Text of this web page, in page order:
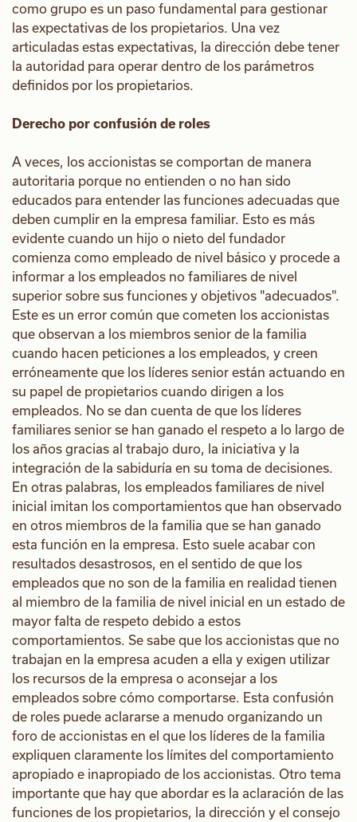
como grupo es un paso fundamental para gestionar
las expectativas de los propietarios. Una vez
articuladas estas expectativas, la dirección debe tener
la autoridad para operar dentro de los parámetros
definidos por los propietarios.
Derecho por confusión de roles
A veces, los accionistas se comportan de manera
autoritaria porque no entienden o no han sido
educados para entender las funciones adecuadas que
deben cumplir en la empresa familiar. Esto es más
evidente cuando un hijo o nieto del fundador
comienza como empleado de nivel básico y procede a
informar a los empleados no familiares de nivel
superior sobre sus funciones y objetivos "adecuados".
Este es un error común que cometen los accionistas
que observan a los miembros senior de la familia
cuando hacen peticiones a los empleados, y creen
erróneamente que los líderes senior están actuando en
su papel de propietarios cuando dirigen a los
empleados. No se dan cuenta de que los líderes
familiares senior se han ganado el respeto a lo largo de
los años gracias al trabajo duro, la iniciativa y la
integración de la sabiduría en su toma de decisiones.
En otras palabras, los empleados familiares de nivel
inicial imitan los comportamientos que han observado
en otros miembros de la familia que se han ganado
esta función en la empresa. Esto suele acabar con
resultados desastrosos, en el sentido de que los
empleados que no son de la familia en realidad tienen
al miembro de la familia de nivel inicial en un estado de
mayor falta de respeto debido a estos
comportamientos. Se sabe que los accionistas que no
trabajan en la empresa acuden a ella y exigen utilizar
los recursos de la empresa o aconsejar a los
empleados sobre cómo comportarse. Esta confusión
de roles puede aclararse a menudo organizando un
foro de accionistas en el que los líderes de la familia
expliquen claramente los límites del comportamiento
apropiado e inapropiado de los accionistas. Otro tema
importante que hay que abordar es la aclaración de las
funciones de los propietarios, la dirección y el consejo